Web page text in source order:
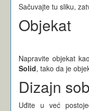
Sačuvajte tu sliku,
Objekat
Napravite objekat
Solid, tako da je
Dizajn
Uđite u već